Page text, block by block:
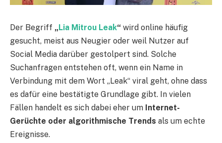
Der Begriff „ Lia Mitrou Leak“ wird online häufig
gesucht, meist aus Neugier oder weil Nutzer auf
Social Media darüber gestolpert sind. Solche
Suchanfragen entstehen oft, wenn ein Name in
Verbindung mit dem Wort „Leak“ viral geht, ohne dass
es dafür eine bestätigte Grundlage gibt. In vielen
Fällen handelt es sich dabei eher um Internet-
Gerüchte oder algorithmische Trends als um echte
Ereignisse.